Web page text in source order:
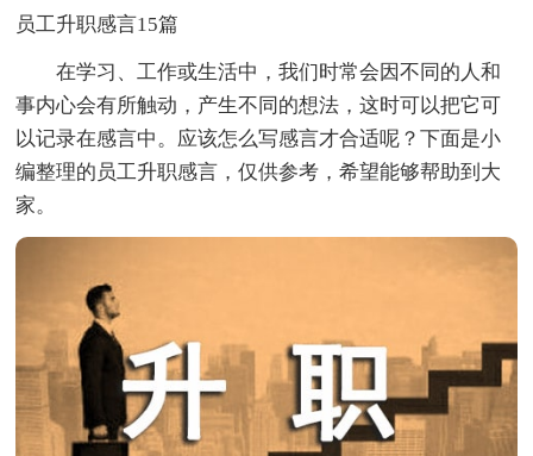
员工升职感言15篇
在学习、工作或生活中，我们时常会因不同的人和
事内心会有所触动，产生不同的想法，这时可以把它可
以记录在感言中。应该怎么写感言才合适呢？下面是小
编整理的员工升职感言，仅供参考，希望能够帮助到大
家。